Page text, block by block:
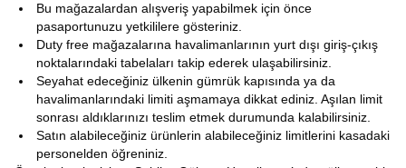
Bu mağazalardan alışveriş yapabilmek için önce
pasaportunuzu yetkililere gösteriniz.
Duty free mağazalarına havalimanlarının yurt dışı giriş-çıkış
noktalarındaki tabelaları takip ederek ulaşabilirsiniz.
Seyahat edeceğiniz ülkenin gümrük kapısında ya da
havalimanlarındaki limiti aşmamaya dikkat ediniz. Aşılan limit
sonrası aldıklarınızı teslim etmek durumunda kalabilirsiniz.
Satın alabileceğiniz ürünlerin alabileceğiniz limitlerini kasadaki
personelden öğreniniz.